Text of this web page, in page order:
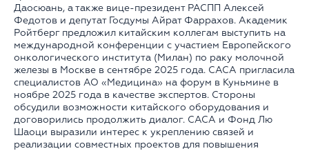
Даосюань, а также вице-президент РАСПП Алексей
Федотов и депутат Госдумы Айрат Фаррахов. Академик
Ройтберг предложил китайским коллегам выступить на
международной конференции с участием Европейского
онкологического института (Милан) по раку молочной
железы в Москве в сентябре 2025 года. САСА пригласила
специалистов АО «Медицина» на форум в Куньмине в
ноябре 2025 года в качестве экспертов. Стороны
обсудили возможности китайского оборудования и
договорились продолжить диалог. САСА и Фонд Лю
Шаоци выразили интерес к укреплению связей и
реализации совместных проектов для повышения